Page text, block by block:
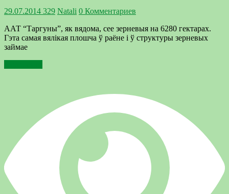
29.07.2014 329 Natali 0 Комментариев
ААТ “Таргуны”, як вядома, сее зерневыя на 6280 гектарах.
Гэта самая вялікая плошча ў раёне і ў структуры зерневых
займае